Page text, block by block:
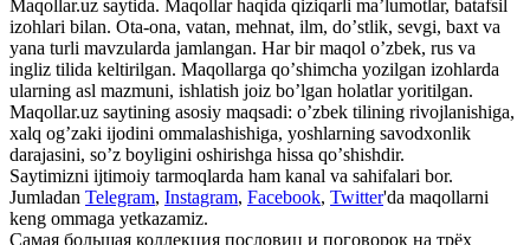
Maqollar.uz saytida. Maqollar haqida qiziqarli maʼlumotlar, batafsil
izohlari bilan. Ota-ona, vatan, mehnat, ilm, doʼstlik, sevgi, baxt va
yana turli mavzularda jamlangan. Har bir maqol oʼzbek, rus va
ingliz tilida keltirilgan. Maqollarga qoʼshimcha yozilgan izohlarda
ularning asl mazmuni, ishlatish joiz boʼlgan holatlar yoritilgan.
Maqollar.uz saytining asosiy maqsadi: oʼzbek tilining rivojlanishiga,
xalq ogʼzaki ijodini ommalashishiga, yoshlarning savodxonlik
darajasini, soʼz boyligini oshirishga hissa qoʼshishdir.
Saytimizni ijtimoiy tarmoqlarda ham kanal va sahifalari bor.
Jumladan Telegram, Instagram, Facebook, Twitter'da maqollarni
keng ommaga yetkazamiz.
Самая большая коллекция пословиц и поговорок на трёх